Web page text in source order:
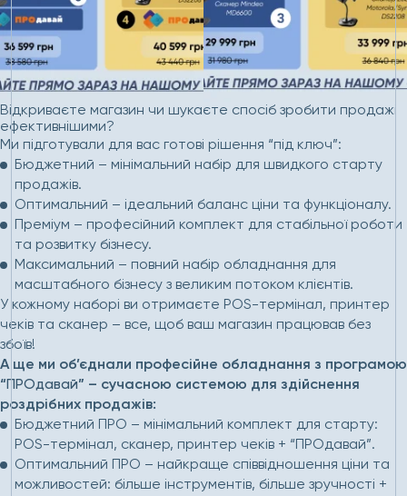
Відкриваєте магазин чи шукаєте спосіб зробити продажі
ефективнішими?
Ми підготували для вас готові рішення “під ключ”:
Бюджетний – мінімальний набір для швидкого старту
продажів.
Оптимальний – ідеальний баланс ціни та функціоналу.
Преміум – професійний комплект для стабільної роботи
та розвитку бізнесу.
Максимальний – повний набір обладнання для
масштабного бізнесу з великим потоком клієнтів.
У кожному наборі ви отримаєте POS-термінал, принтер
чеків та сканер – все, щоб ваш магазин працював без
збоїв!
А ще ми об’єднали професійне обладнання з програмою
“ПРОдавай” – сучасною системою для здійснення
роздрібних продажів:
Бюджетний ПРО – мінімальний комплект для старту:
POS-термінал, сканер, принтер чеків + “ПРОдавай”.
Оптимальний ПРО – найкраще співвідношення ціни та
можливостей: більше інструментів, більше зручності +